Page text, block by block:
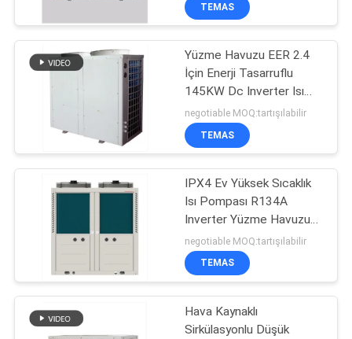
DHW Isı Pompası
25
EVI Hava Kaynaklı
Isı Pompası
TEMAS
Yüzme Havuzu EER 2.4
İçin Enerji Tasarruflu
145KW Dc Inverter Isı
Pompası
negotiable MOQ:tartışılabilir
TEMAS
IPX4 Ev Yüksek Sıcaklık
Isı Pompası R134A
Inverter Yüzme Havuzu
Isı Pompası
negotiable MOQ:tartışılabilir
TEMAS
Hava Kaynaklı
Sirkülasyonlu Düşük